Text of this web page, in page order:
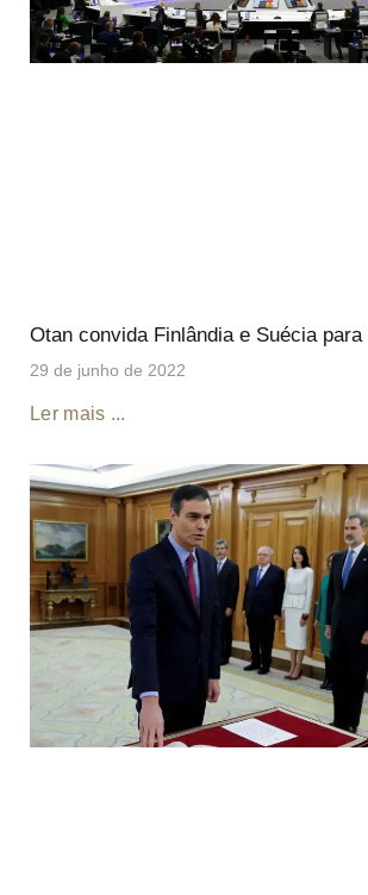
Otan convida Finlândia e Suécia
29 de junho de 2022
Ler mais ...